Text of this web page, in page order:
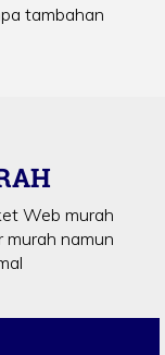
tambahan
Web murah
murah namun